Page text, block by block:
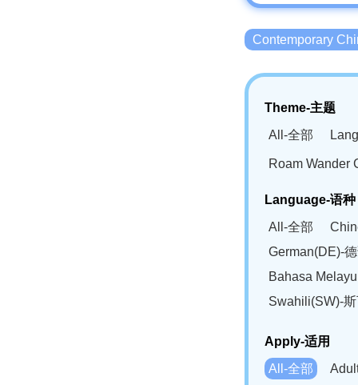
Contemporary
Theme-主题
All-全部
Roam Wander
Language-语种
All-全部
German(DE)-
Bahasa
Swahili(SW)-
Apply-适用
All-全部